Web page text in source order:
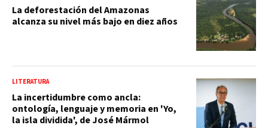
La deforestación del Amazonas
alcanza su nivel más bajo en diez años
LITERATURA
La incertidumbre como ancla:
ontología, lenguaje y memoria en 'Yo,
la isla dividida', de José Mármol